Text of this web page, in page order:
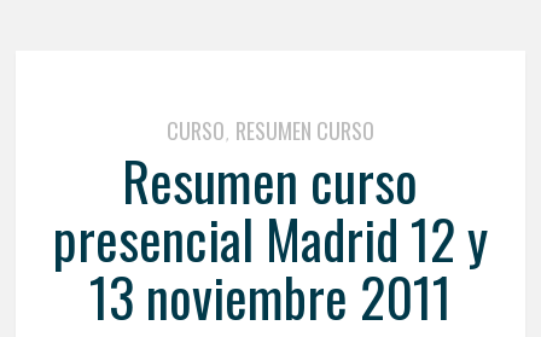
CURSO, RESUMEN CURSO
Resumen curso
presencial Madrid 12 y
13 noviembre 2011